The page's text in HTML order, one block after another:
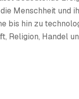
Menschheit und
bis hin zu
Religion, Handel